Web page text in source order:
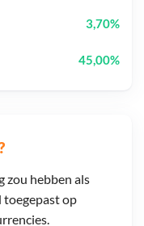
zou hebben als
toegepast op
3,70%
45,00%